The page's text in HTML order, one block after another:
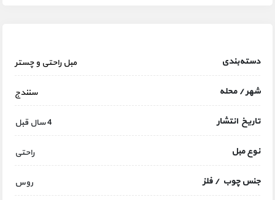
دسته‌بندی مبل راحتی و چستر
شهر / محله سنندج
تاریخ انتشار 4 سال قبل
نوع مبل راحتی
جنس چوب / فلز روس